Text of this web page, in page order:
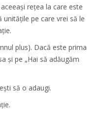
rețea la care este
unitățile pe care vrei să le
plus). Dacă este prima
și pe „Hai să adăugăm
să o adaugi.